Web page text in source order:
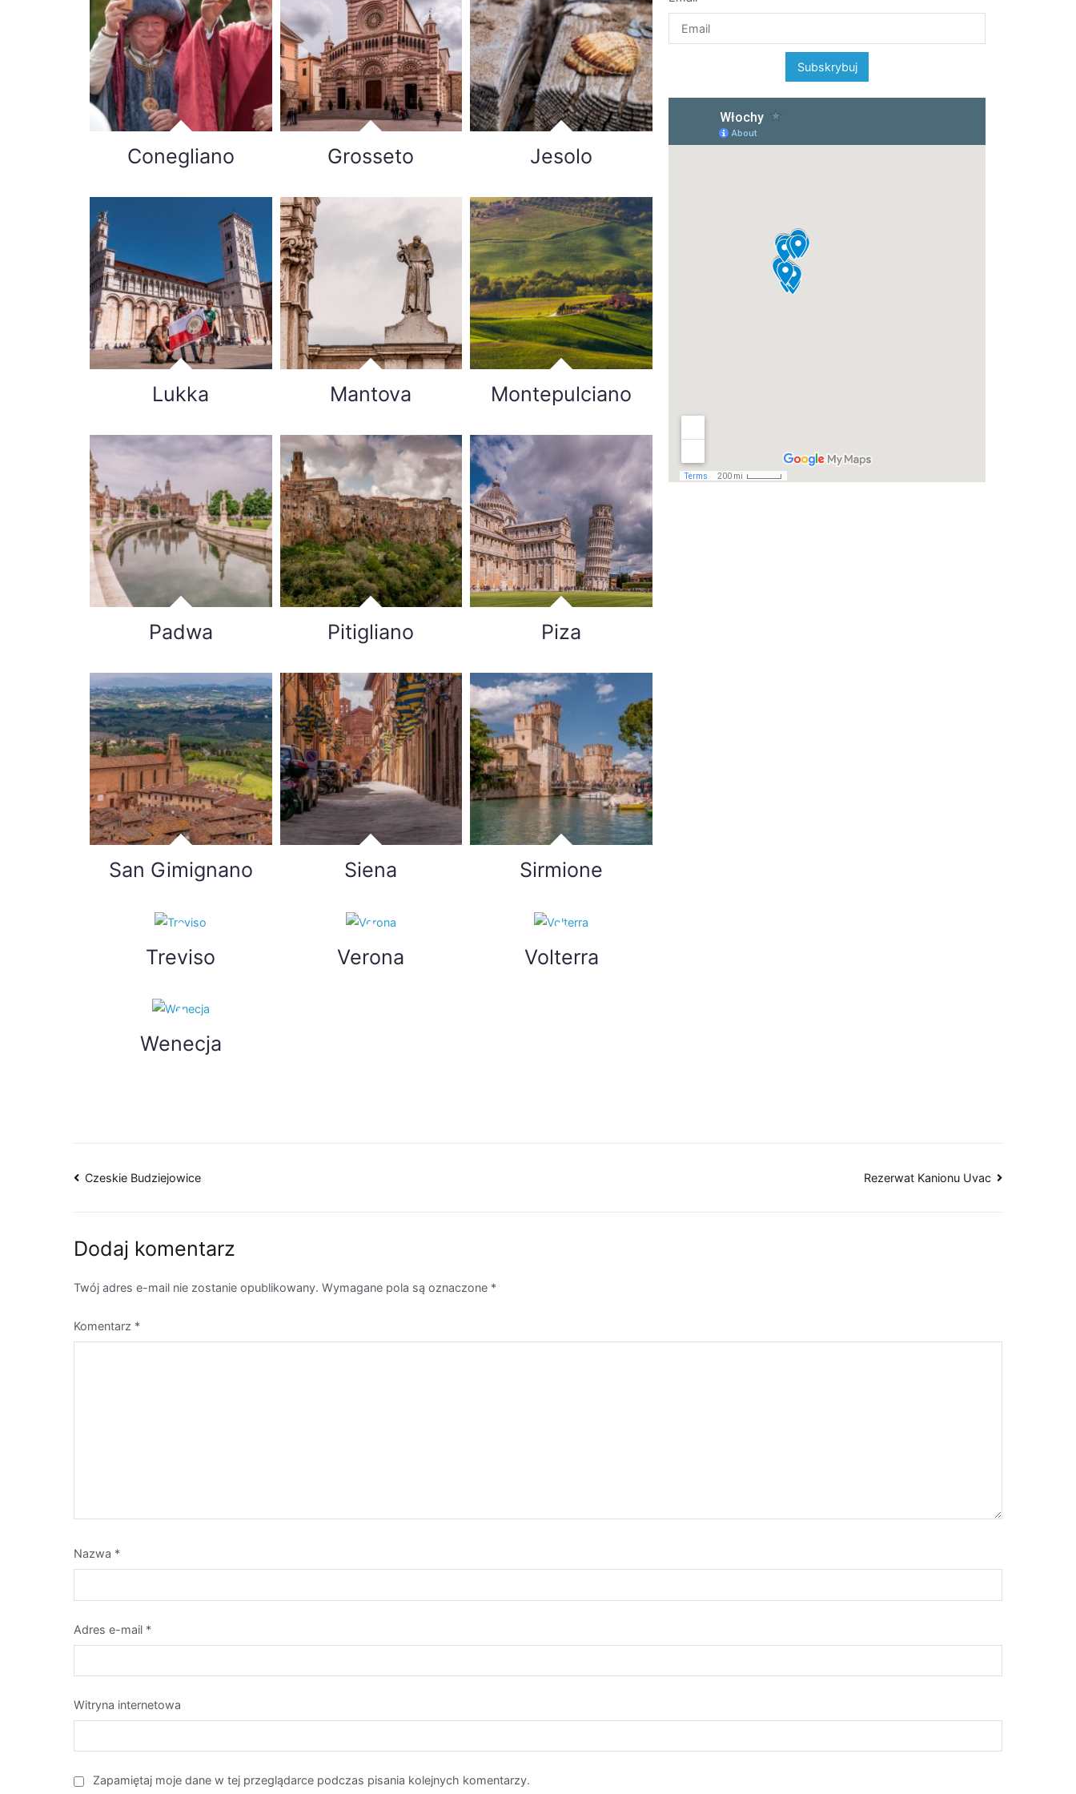
Conegliano Grosseto Jesolo
Lukka Mantova Montepulciano
Padwa Pitigliano Piza
San Gimignano Siena Sirmione
Treviso Verona Volterra
Wenecja
Czeskie Budziejowice Rezerwat Kanionu Uvac
Dodaj komentarz
Twój adres e-mail nie zostanie opublikowany. Wymagane pola są oznaczone *
Komentarz *
Nazwa *
Adres e-mail *
Witryna internetowa
Zapamiętaj moje dane w tej przeglądarce podczas pisania kolejnych komentarzy.